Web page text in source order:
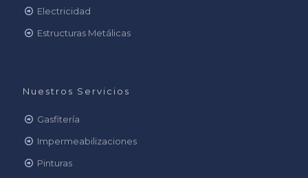
Electricidad
Estructuras Metálicas
Nuestros Servicios
Gasfitería
Impermeabilizaciones
Pinturas